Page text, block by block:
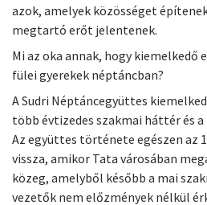
azok, amelyek közösséget
megtartó erőt jelentenek.
Mi az oka annak, hogy kiemelkedő
fülei gyerekek néptáncban?
A Sudri Néptáncegyüttes
több évtizedes szakmai háttér és
Az együttes története egészen az
vissza, amikor Tata városában
közeg, amelyből később a mai
vezetők nem előzmények nélkül